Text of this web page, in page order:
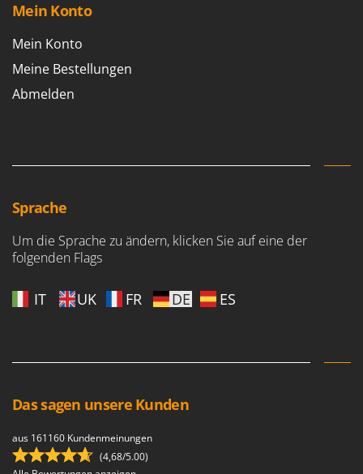
Mein Konto
Mein Konto
Meine Bestellungen
Abmelden
Sprache
Um die Sprache zu ändern, klicken Sie auf eine der
folgenden Flags
IT UK FR DE ES
Das sagen unsere Kunden
aus 161160 Kundenmeinungen
(4,68/5.00)